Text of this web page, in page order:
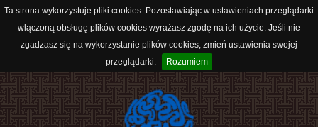
Ta strona wykorzystuje pliki cookies. Pozostawiając w ustawieniach przeglądarki
włączoną obsługę plików cookies wyrażasz zgodę na ich użycie. Jeśli nie
zgadzasz się na wykorzystanie plików cookies, zmień ustawienia swojej
przeglądarki.
Rozumiem